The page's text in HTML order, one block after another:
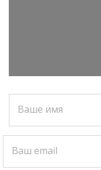
Ваше имя
Ваш email